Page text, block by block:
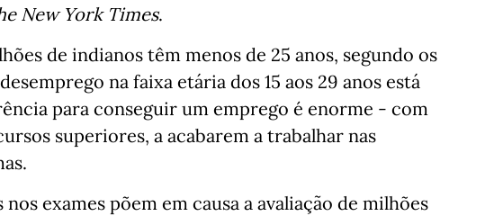
New York Times.
de indianos têm menos de 25 anos, segundo os
na faixa etária dos 15 aos 29 anos está
para conseguir um emprego é enorme - com
superiores, a acabarem a trabalhar nas
exames põem em causa a avaliação de milhões